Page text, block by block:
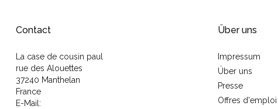
Contact
La case de cousin paul
rue des Alouettes
37240 Manthelan
France
E-Mail:
Über uns
Impressum
Über uns
Presse
Offres d'emploi